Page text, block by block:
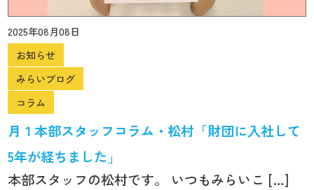
2025年08月08日
お知らせ
みらいブログ
コラム
月１本部スタッフコラム・松村「財団に入社して
5年が経ちました」
本部スタッフの松村です。 いつもみらいこ […]